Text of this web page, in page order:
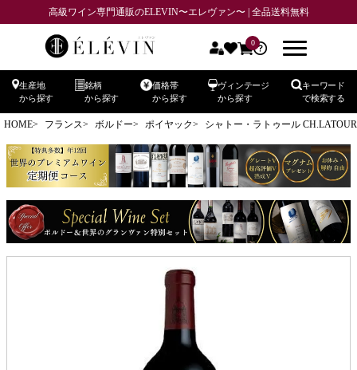
高級ワイン専門通販のELEVIN〜エレヴァン〜 | 全品送料無料
0
生産地
から探す
銘柄
から探す
価格帯
から探す
ヴィンテージ
から探す
キーワード
で検索する
HOME フランス ボルドー ポイヤック シャトー・ラトゥール CH.LATOUR